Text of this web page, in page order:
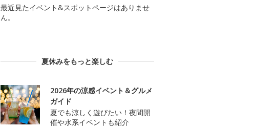
最近見たイベント&スポットページはありませ
ん。
夏休みをもっと楽しむ
2026年の涼感イベント＆グルメ
ガイド
夏でも涼しく遊びたい！夜間開
催や水系イベントも紹介